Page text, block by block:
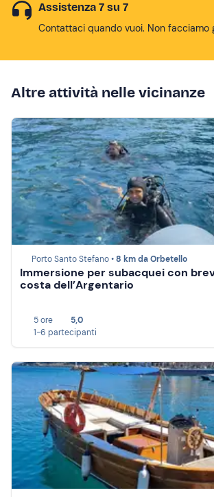
Assistenza 7 su 7
Contattaci quando vuoi. Non facciamo
Altre attività nelle vicinanze
Porto Santo Stefano •8 km da Orbetello
Immersione per subacquei con
costa dell’Argentario
5 ore
5,0
1-6 partecipanti